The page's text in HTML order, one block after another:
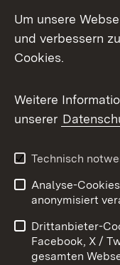
Facebook
X / Twitter
Youtube
Impressum
Barrierefreiheit
Cookies
Um unsere
und verbessern
Cookies.
Weitere
unserer
Technisch
Analyse-
anonymisiert
Drittanbieter-
Facebook, X /
gesamten